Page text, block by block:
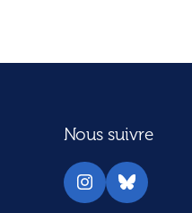
Nous suivre
Instagram
Bluesky